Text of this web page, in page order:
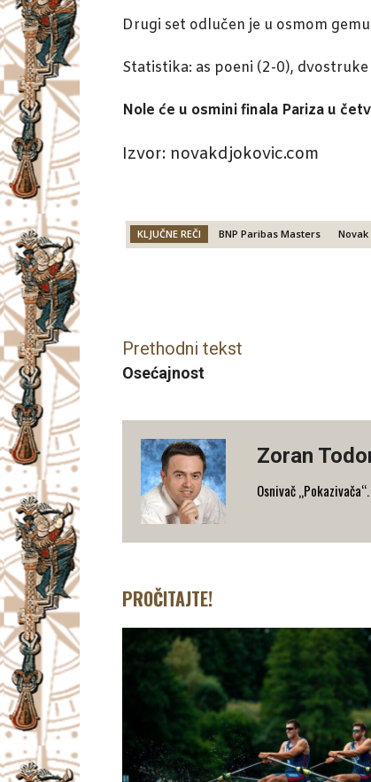
Drugi set odlučen je u osmom
Statistika: as poeni (2-0),
Nole će u osmini finala Pariza u
Izvor: novakdjokovic.com
KLJUČNE REČI BNP Paribas Masters
Prethodni tekst
Osećajnost
Zoran
Osnivač
PROČITAJTE!